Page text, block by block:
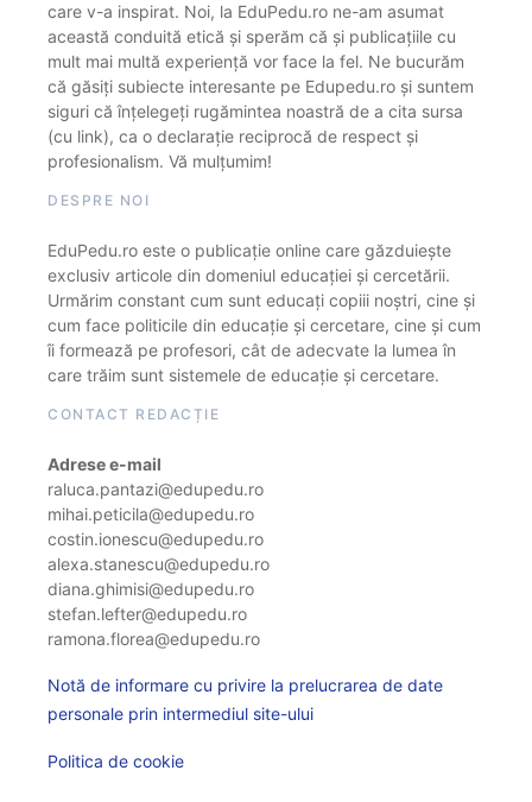
care v-a inspirat. Noi, la EduPedu.ro ne-am asumat
această conduită etică și sperăm că și publicațiile cu
mult mai multă experiență vor face la fel. Ne bucurăm
că găsiți subiecte interesante pe Edupedu.ro și suntem
siguri că înțelegeți rugămintea noastră de a cita sursa
(cu link), ca o declarație reciprocă de respect și
profesionalism. Vă mulțumim!
DESPRE NOI
EduPedu.ro este o publicație online care găzduiește
exclusiv articole din domeniul educației și cercetării.
Urmărim constant cum sunt educați copiii noștri, cine și
cum face politicile din educație și cercetare, cine și cum
îi formează pe profesori, cât de adecvate la lumea în
care trăim sunt sistemele de educație și cercetare.
CONTACT REDACȚIE
Adrese e-mail
raluca.pantazi@edupedu.ro
mihai.peticila@edupedu.ro
costin.ionescu@edupedu.ro
alexa.stanescu@edupedu.ro
diana.ghimisi@edupedu.ro
stefan.lefter@edupedu.ro
ramona.florea@edupedu.ro
Notă de informare cu privire la prelucrarea de date
personale prin intermediul site-ului
Politica de cookie